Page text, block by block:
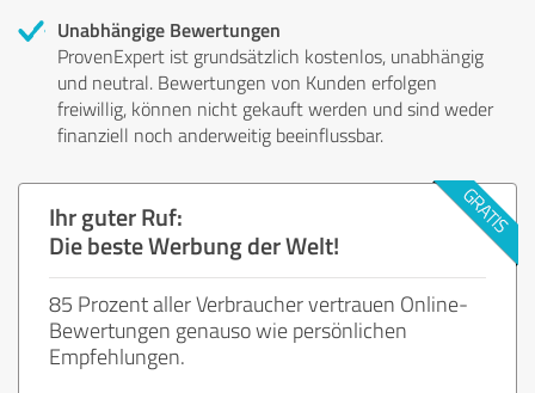
Unabhängige Bewertungen
ProvenExpert ist grundsätzlich kostenlos, unabhängig
und neutral. Bewertungen von Kunden erfolgen
freiwillig, können nicht gekauft werden und sind weder
finanziell noch anderweitig beeinflussbar.
Ihr guter Ruf:
Die beste Werbung der Welt!
85 Prozent aller Verbraucher vertrauen Online-
Bewertungen genauso wie persönlichen
Empfehlungen.